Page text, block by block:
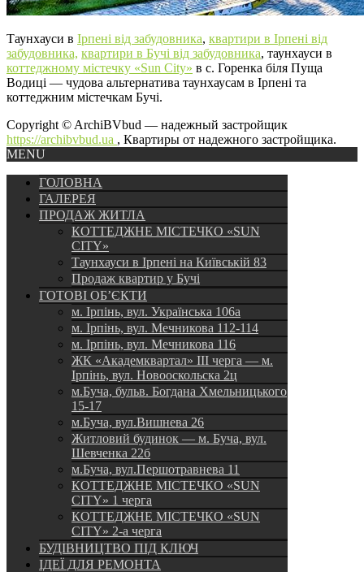
Таунхауси в Ірпені від забудовника, квартири в Ірпені від
забудовника, квартири в Бучі від забудовника, таунхауси в
коттеджному містечку «Sun City» в с. Горенка біля Пуща
Водиці — чудова альтернатива таунхаусам в Ірпені та
коттеджним містечкам Бучі.
Copyright © ArchiBVbud — надежный застройщик
https://archibvbud.ua , Квартиры от надежного застройщика.
MENU
ГОЛОВНА
ГАЛЕРЕЯ
ПРОДАЖ ЖИТЛА
КОТТЕДЖНЕ МІСТЕЧКО «SUN
CITY»
Таунхауси в Ірпені на Київській 83
Продаж квартир у Бучі
ГОТОВІ ОБ’ЄКТИ
м. Ірпінь, вул. Українська 106а
м. Ірпінь, вул. Мечникова 112-114
м. Ірпінь, вул. Мечникова 116
ЖК «Академквартал» III черга — м.
Ірпінь, вул. Новооскольска 2ц
м.Буча, бульв. Богдана Хмельницького
15-17
м.Буча, вул.Вишнева 26
Житловий будинок — м. Буча, вул.
Шевченка 22б
м.Буча, вул.Першотравнева 11
КОТТЕДЖНЕ МІСТЕЧКО «SUN
CITY» 1 черга
КОТТЕДЖНЕ МІСТЕЧКО «SUN
CITY» 2-а черга
БУДІВНИЦТВО ПІД КЛЮЧ
ІДЕЇ ДЛЯ РЕМОНТА